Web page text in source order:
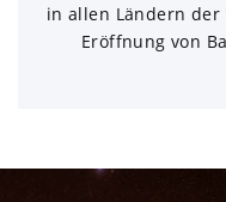
in allen Ländern der
Eröffnung von